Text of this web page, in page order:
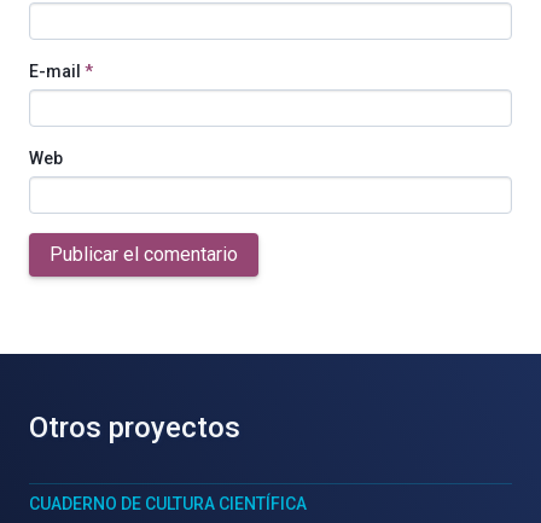
E-mail *
Web
Publicar el comentario
Otros proyectos
CUADERNO DE CULTURA CIENTÍFICA